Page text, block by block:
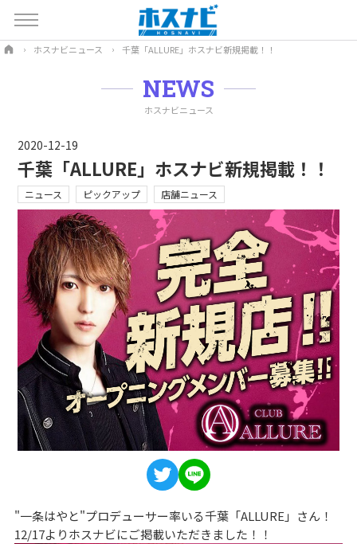
ホスナビニュース 千葉「ALLURE」ホスナビ新規掲載！！
NEWS
ホスナビニュース
2020-12-19
千葉「ALLURE」ホスナビ新規掲載！！
ニュース ピックアップ 店舗ニュース
"一条はやと"プロデューサー率いる千葉「ALLURE」さん！
12/17よりホスナビにご掲載いただきました！！